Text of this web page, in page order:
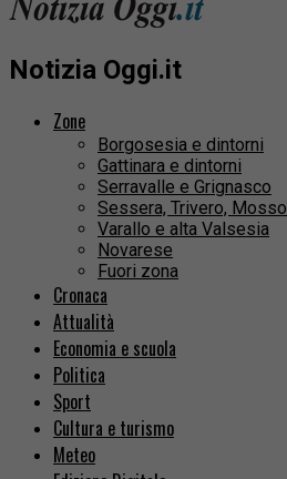
Notizia Oggi.it
Zone
Borgosesia e dintorni
Gattinara e dintorni
Serravalle e Grignasco
Sessera, Trivero, Mosso
Varallo e alta Valsesia
Novarese
Fuori zona
Cronaca
Attualità
Economia e scuola
Politica
Sport
Cultura e turismo
Meteo